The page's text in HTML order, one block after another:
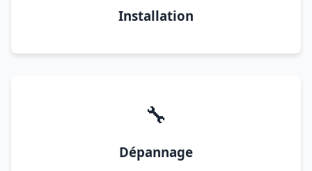
Installation
🔧
Dépannage